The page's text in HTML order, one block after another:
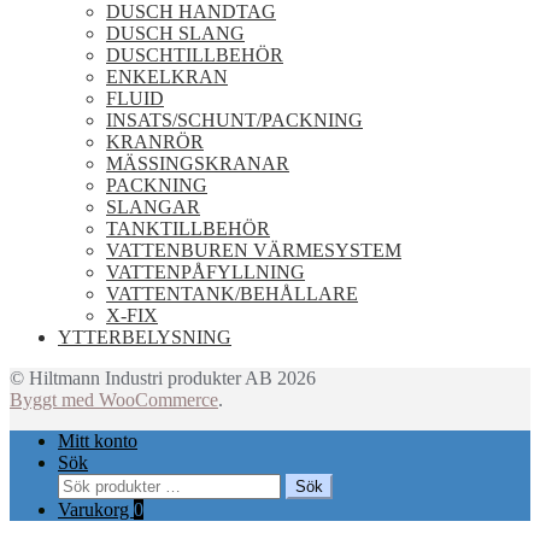
DUSCH HANDTAG
DUSCH SLANG
DUSCHTILLBEHÖR
ENKELKRAN
FLUID
INSATS/SCHUNT/PACKNING
KRANRÖR
MÄSSINGSKRANAR
PACKNING
SLANGAR
TANKTILLBEHÖR
VATTENBUREN VÄRMESYSTEM
VATTENPÅFYLLNING
VATTENTANK/BEHÅLLARE
X-FIX
YTTERBELYSNING
© Hiltmann Industri produkter AB 2026
Byggt med WooCommerce.
Mitt konto
Sök
Sök
efter:
Sök
Varukorg 0